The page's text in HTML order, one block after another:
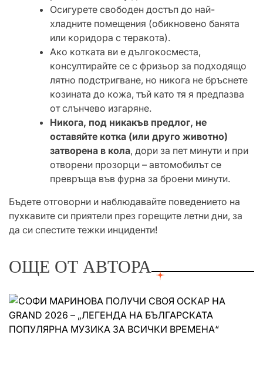
​Осигурете свободен достъп до най-
хладните помещения (обикновено банята
или коридора с теракота).
​Ако котката ви е дългокосместа,
консултирайте се с фризьор за подходящо
лятно подстригване, но никога не бръснете
козината до кожа, тъй като тя я предпазва
от слънчево изгаряне.
Никога, под никакъв предлог, не
оставяйте котка (или друго животно)
затворена в кола, дори за пет минути и при
отворени прозорци – автомобилът се
превръща във фурна за броени минути.
​Бъдете отговорни и наблюдавайте поведението на
пухкавите си приятели през горещите летни дни, за
да си спестите тежки инциденти!
ОЩЕ ОТ АВТОРА